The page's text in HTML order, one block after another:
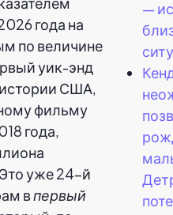
года на
по величине
уик-энд
США,
фильму
года,
уже 24-й
впервый
—